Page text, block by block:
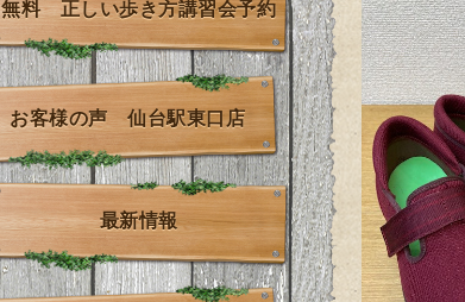
無料 正しい歩き方講習会予約
お客様の声 仙台駅東口店
最新情報